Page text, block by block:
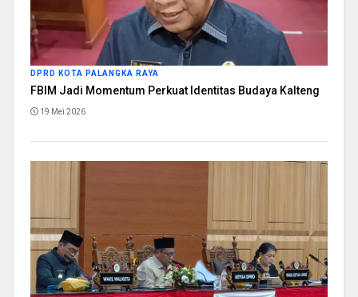
DPRD KOTA PALANGKA RAYA
FBIM Jadi Momentum Perkuat Identitas Budaya Kalteng
19 Mei 2026